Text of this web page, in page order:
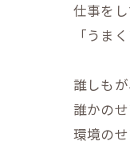
仕事を
「うま
誰しも
誰かの
環境のせ